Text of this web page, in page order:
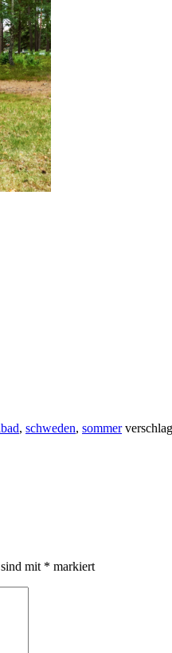
, schweden, sommer
mit * markiert